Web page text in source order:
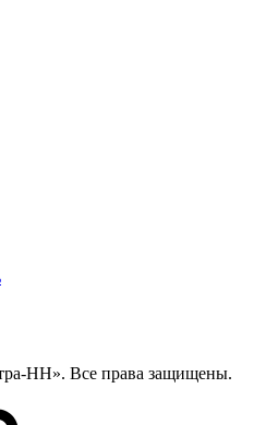
НН». Все права защищены.